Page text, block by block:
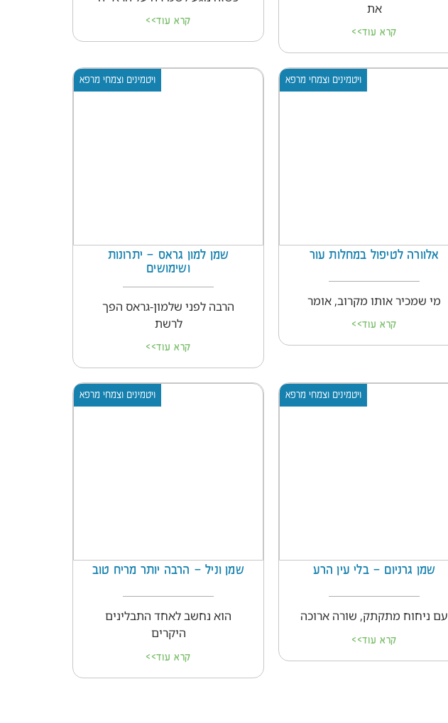
את
קרא עוד>>
קרא עוד>>
ויטמינים וצמחי מרפא
אלוורה לטיפול במחלות עור
מי שמכיר אותו מקרוב, אומר
קרא עוד>>
ויטמינים וצמחי מרפא
שמן למון גראס – יתרונות
ושימושים
הרבה לפני שלמון-גראס הפך
לרשת
קרא עוד>>
ויטמינים וצמחי מרפא
שמן גרניום – בלי עין הרע
עם ניחוח מתקתק, שורה ארוכה
קרא עוד>>
ויטמינים וצמחי מרפא
שמן וניל – הרבה יותר מריח טוב
הוא נחשב לאחד התבלינים
היקרים
קרא עוד>>